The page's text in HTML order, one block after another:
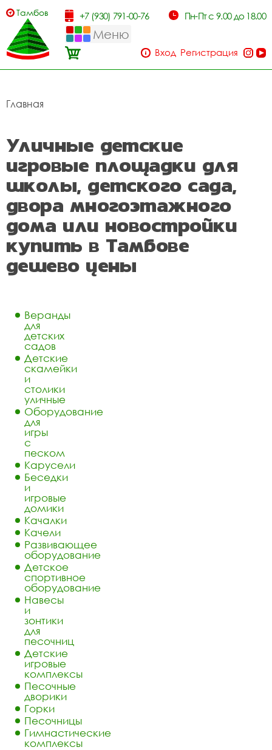
Тамбов +7 (930) 791-00-76 Пн-Пт с 9.00 до 18.00
Меню
Вход Регистрация
Главная
Уличные детские
игровые площадки для
школы, детского сада,
двора многоэтажного
дома или новостройки
купить в Тамбове
дешево цены
Веранды
для
детских
садов
Детские
скамейки
и
столики
уличные
Оборудование
для
игры
с
песком
Карусели
Беседки
и
игровые
домики
Качалки
Качели
Развивающее
оборудование
Детское
спортивное
оборудование
Навесы
и
зонтики
для
песочниц
Детские
игровые
комплексы
Песочные
дворики
Горки
Песочницы
Гимнастические
комплексы